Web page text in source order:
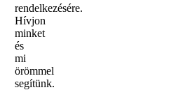
rendelkezésére.
Hívjon
minket
és
mi
örömmel
segítünk.